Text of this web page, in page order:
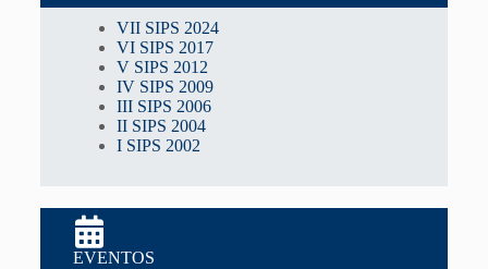
VII SIPS 2024
VI SIPS 2017
V SIPS 2012
IV SIPS 2009
III SIPS 2006
II SIPS 2004
I SIPS 2002
EVENTOS